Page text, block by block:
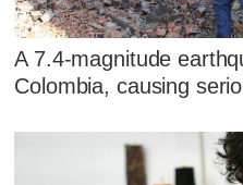
A 7.4-magnitude
Colombia, causing